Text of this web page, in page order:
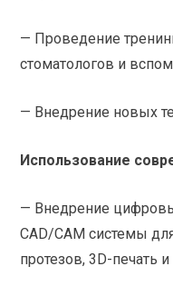
— Проведение
стоматологов и
— Внедрение новых
Использование
— Внедрение
CAD/CAM системы
протезов, 3D-печать